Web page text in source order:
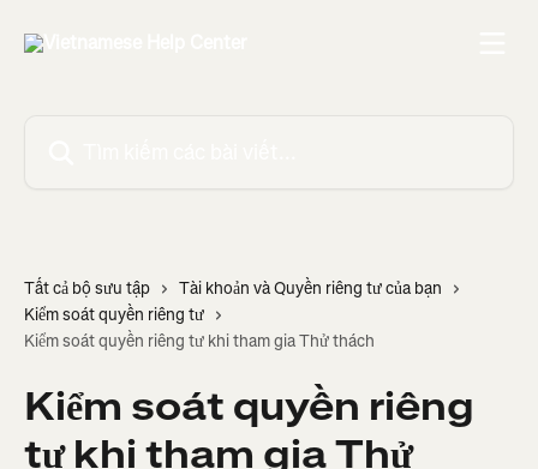
Tất cả bộ sưu tập
Tài khoản và Quyền riêng tư của bạn
Kiểm soát quyền riêng tư
Kiểm soát quyền riêng tư khi tham gia Thử thách
Kiểm soát quyền riêng
tư khi tham gia Thử